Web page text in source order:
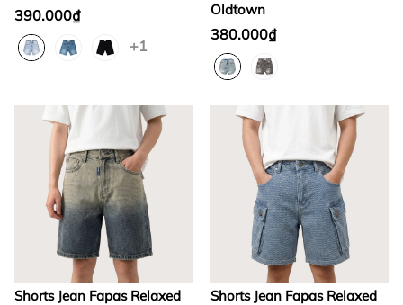
390.000₫
+1
Oldtown
380.000₫
Shorts Jean Fapas Relaxed
Shorts Jean Fapas Relaxed